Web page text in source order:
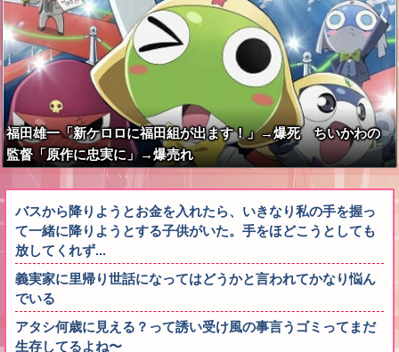
福田雄一「新ケロロに福田組が出ます！」→爆死 ちいかわの
監督「原作に忠実に」→爆売れ
バスから降りようとお金を入れたら、いきなり私の手を握っ
て一緒に降りようとする子供がいた。手をほどこうとしても
放してくれず...
義実家に里帰り世話になってはどうかと言われてかなり悩ん
でいる
アタシ何歳に見える？って誘い受け風の事言うゴミってまだ
生存してるよね〜